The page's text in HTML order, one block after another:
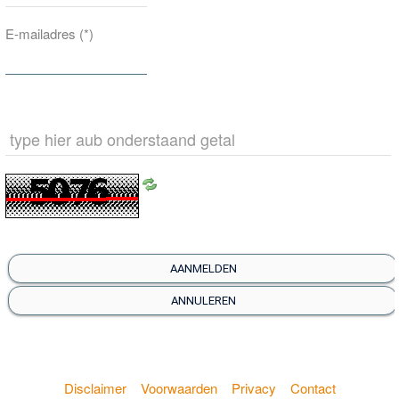
E-mailadres (*)
AANMELDEN
ANNULEREN
Disclaimer Voorwaarden Privacy Contact